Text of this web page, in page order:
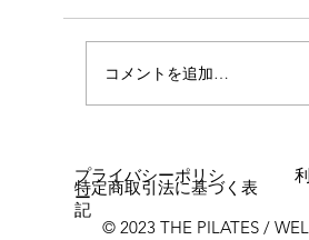
コメントを追加…
© 2023 THE PILATES /
プライバシーポリシ
ー
特定商取引法に基づく表
記